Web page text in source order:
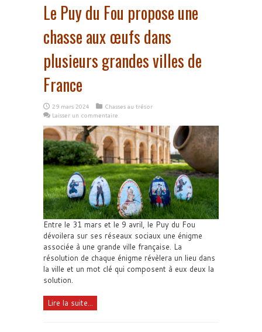
Le Puy du Fou propose une
chasse aux œufs dans
plusieurs grandes villes de
France
29 mars 2024
Chasses au trésor
Laisser un commentaire
Entre le 31 mars et le 9 avril, le Puy du Fou
dévoilera sur ses réseaux sociaux une énigme
associée à une grande ville française. La
résolution de chaque énigme révèlera un lieu dans
la ville et un mot clé qui composent à eux deux la
solution.
Lire la suite...